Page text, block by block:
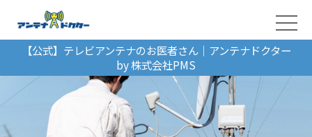
【公式】テレビアンテナのお医者さん｜アンテナドクター
by 株式会社PMS